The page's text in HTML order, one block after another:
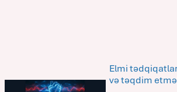
Elmi
və təqdim